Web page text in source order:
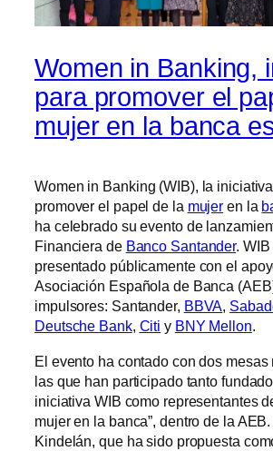
Women in Banking,
para promover el
mujer en la banca
Women in Banking (WIB), la
promover el papel de la mujer en la
ha celebrado su evento de
Financiera de Banco Santander. WIB
presentado públicamente con el
Asociación Española de Banca
impulsores: Santander, BBVA,
Deutsche Bank, Citi y BNY Mellon.
El evento ha contado con dos mesas
las que han participado tanto
iniciativa WIB como representantes
mujer en la banca”, dentro de la
Kindelán, que ha sido propuesta